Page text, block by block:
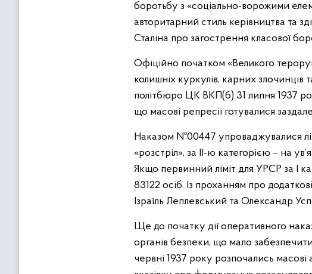
боротьбу з «соціально-ворожими
авторитарний стиль керівництва та
Сталіна про загострення класової
Офіційно початком «Великого
колишніх куркулів, карних
політбюро ЦК ВКП(б) 31 липня 1937
що масові репресії готувалися
Наказом №00447 упроваджувалися
«розстріл», за ІІ-ю категорією – на
Якщо первинний ліміт для УРСР за І
83122 осіб. Із проханням про
Ізраїль Леплевський та Олександр
Ще до початку дії оперативного
органів безпеки, що мало
червні 1937 року розпочались